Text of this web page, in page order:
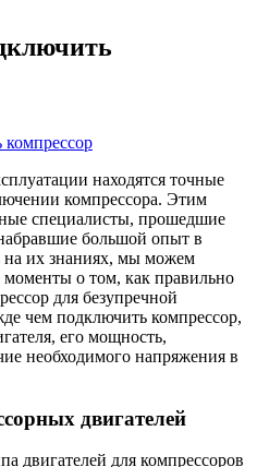
находятся точные
компрессора. Этим
специалисты, прошедшие
большой опыт в
на их знаниях, мы можем
о том, как правильно
для безупречной
чем подключить компрессор,
его мощность,
необходимого напряжения в
двигателей
двигателей для компрессоров